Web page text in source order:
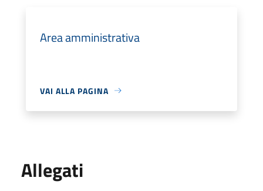
Area amministrativa
VAI ALLA PAGINA
Allegati